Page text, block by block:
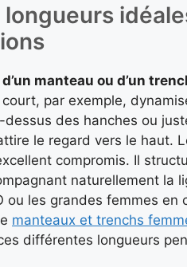
longueurs
manteau ou d’un
par exemple,
dessus des hanches ou
le regard vers le haut.
compromis. Il
naturellement la
ou les grandes femmes
manteaux et trenchs
différentes longueurs